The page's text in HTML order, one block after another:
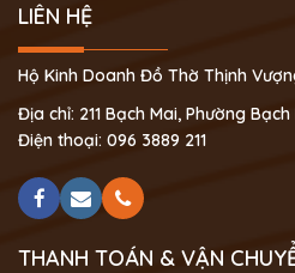
LIÊN HỆ
Hộ Kinh Doanh Đồ Thờ Thịnh
Địa chỉ: 211 Bạch Mai, Phường
Điện thoại: 096 3889 211
THANH TOÁN & VẬN